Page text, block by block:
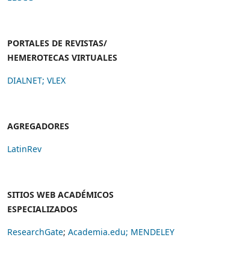
PORTALES DE REVISTAS/
HEMEROTECAS VIRTUALES
DIALNET; VLEX
AGREGADORES
LatinRev
SITIOS WEB ACADÉMICOS
ESPECIALIZADOS
ResearchGate; Academia.edu; MENDELEY